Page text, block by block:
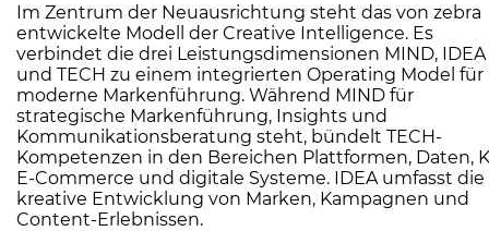
Im Zentrum der Neuausrichtung steht das von zebra
entwickelte Modell der Creative Intelligence. Es
verbindet die drei Leistungsdimensionen MIND, IDEA
und TECH zu einem integrierten Operating Model für
moderne Markenführung. Während MIND für
strategische Markenführung, Insights und
Kommunikationsberatung steht, bündelt TECH-
Kompetenzen in den Bereichen Plattformen, Daten,
E-Commerce und digitale Systeme. IDEA umfasst die
kreative Entwicklung von Marken, Kampagnen und
Content-Erlebnissen.